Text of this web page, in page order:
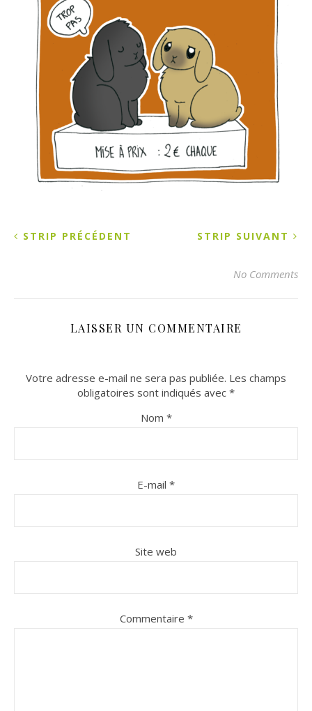
STRIP SUIVANT
STRIP PRÉCÉDENT
No Comments
LAISSER UN COMMENTAIRE
Votre adresse e-mail ne sera pas publiée. Les champs
obligatoires sont indiqués avec *
Nom *
E-mail *
Site web
Commentaire *